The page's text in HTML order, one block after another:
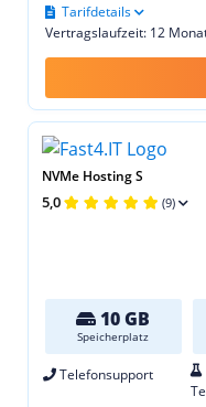
Vertragslaufzeit: 12
Tarifdetails
NVMe Hosting S
5,0 (9)
10 GB
Speicherplatz
Telefonsupport